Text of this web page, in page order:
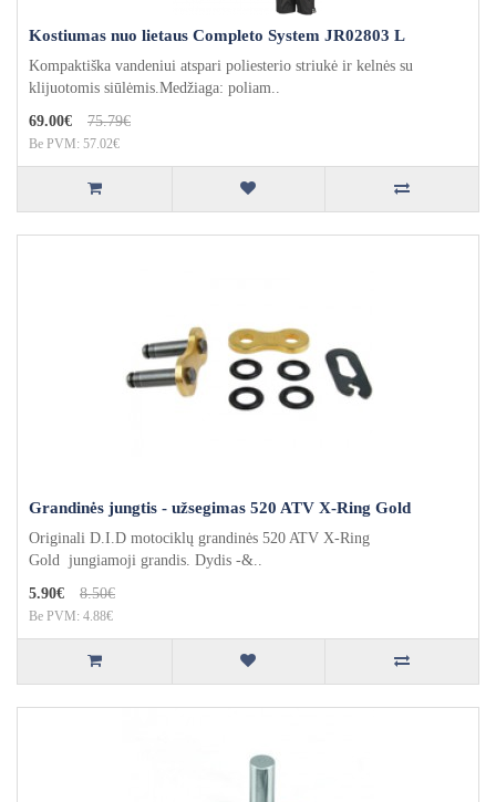
Kostiumas nuo lietaus Completo System JR02803 L
Kompaktiška vandeniui atspari poliesterio striukė ir kelnės su
klijuotomis siūlėmis.Medžiaga: poliam..
69.00€
75.79€
Be PVM: 57.02€
Grandinės jungtis - užsegimas 520 ATV X-Ring Gold
Originali D.I.D motociklų grandinės 520 ATV X-Ring
Gold jungiamoji grandis. Dydis -&..
5.90€
8.50€
Be PVM: 4.88€